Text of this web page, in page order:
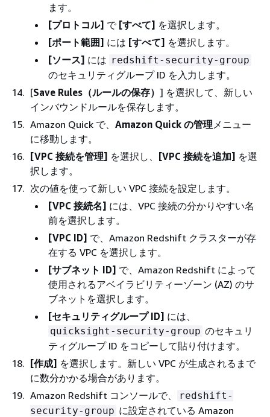
ます。
[プロトコル] で [すべて] を選択します。
[ポート範囲] には [すべて] を選択します。
[ソース] には redshift-security-group
のセキュリティグループ ID を入力します。
[Save Rules（ルールの保存） ] を選択して、新しい
インバウンドルールを保存します。
Amazon Quick で、 Amazon Quick の管理 メニュー
に移動します。
[VPC 接続を管理] を選択し、 [VPC 接続を追加] を選
択します。
次の値を使って新しい VPC 接続を設定します。
[VPC 接続名] には、VPC 接続の分かりやすい名
前を選択します。
[VPC ID] で、Amazon Redshift クラスターが存
在する VPC を選択します。
[サブネット ID] で、Amazon Redshift によって
使用されるアベイラビリティーゾーン (AZ) のサ
ブネットを選択します。
[セキュリティグループ ID] には、
quicksight-security-group のセキュリ
ティグループ ID をコピーして貼り付けます。
[作成] を選択します。新しい VPC が生成されるまで
に数分かかる場合があります。
Amazon Redshift コンソールで、
redshift-
security-group に設定されている Amazon